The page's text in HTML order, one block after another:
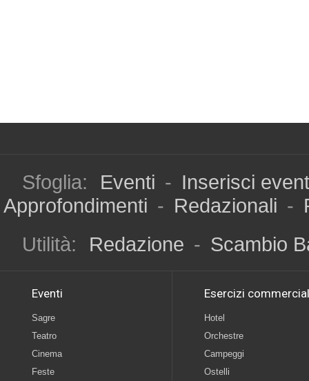
Sfoglia: Eventi - Inserisci
Approfondimenti - Redazionali -
Utilità:
Redazione - Scambio
Eventi
Sagre
Teatro
Cinema
Feste
Esercizi
Hotel
Orchestre
Campeggi
Ostelli